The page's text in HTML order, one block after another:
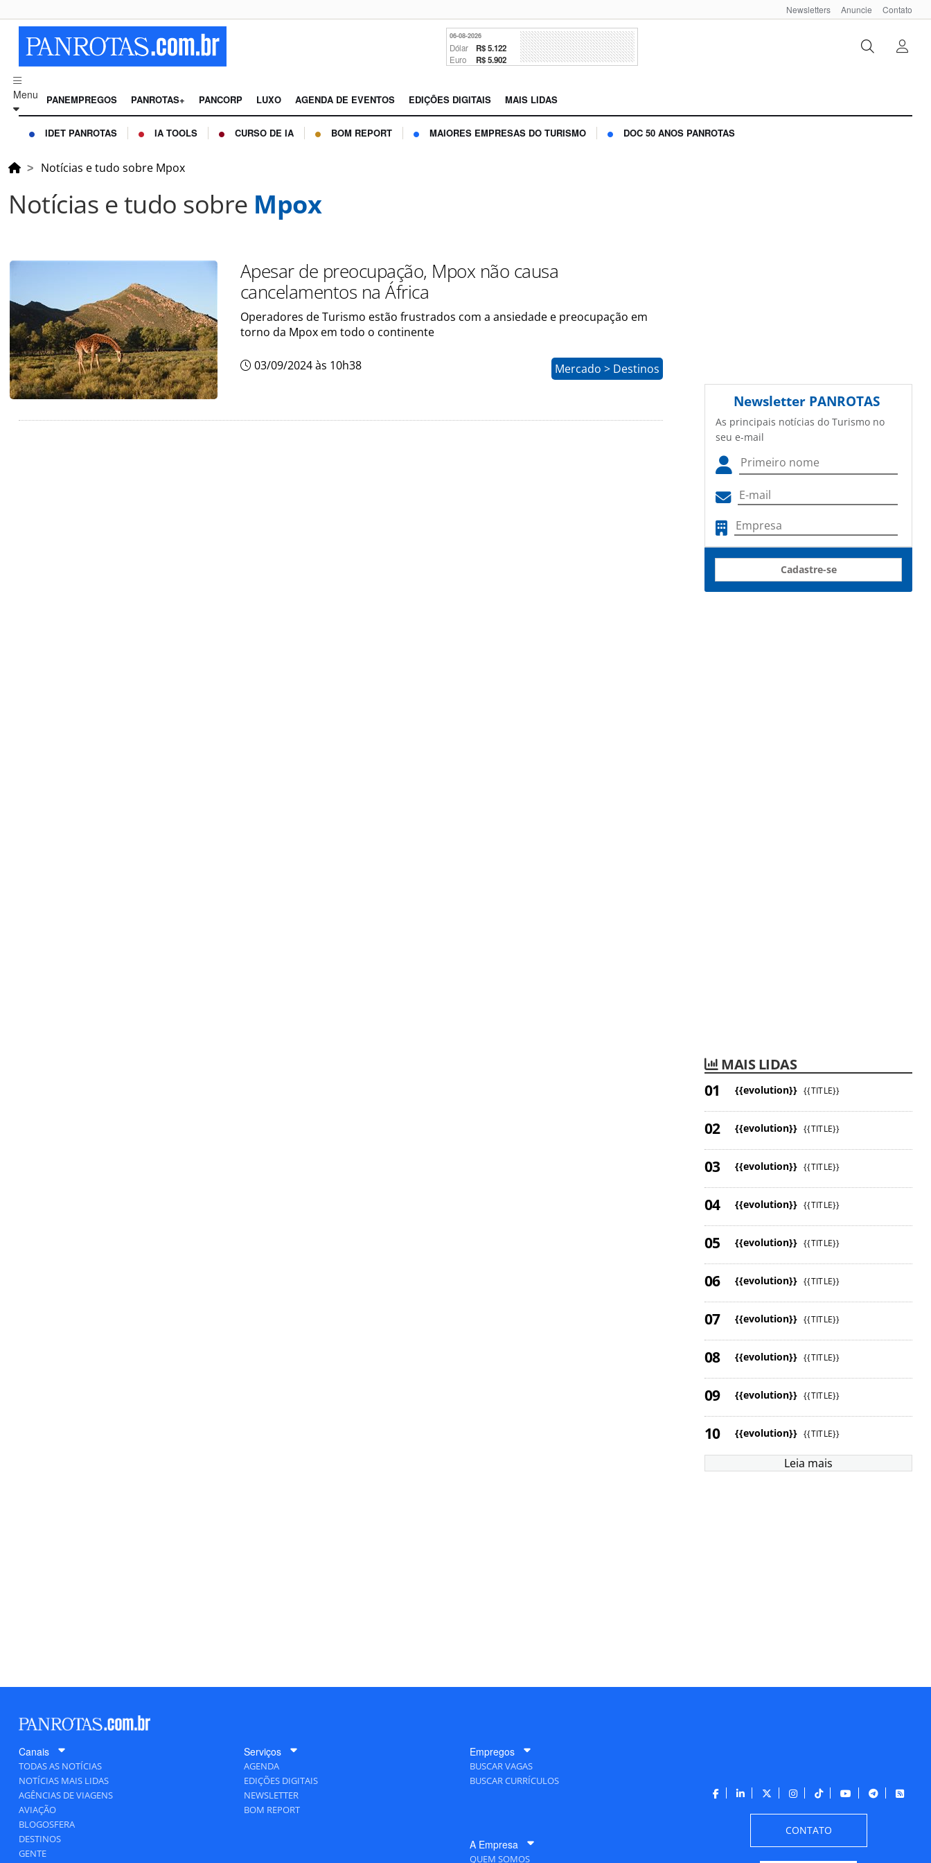
Newsletters Anuncie Contato
06-08-2026
Dólar R$ 5.122
Euro R$ 5.902
Menu PANEMPREGOS PANROTAS+ PANCORP LUXO AGENDA DE EVENTOS EDIÇÕES DIGITAIS MAIS LIDAS
IDET PANROTAS IA TOOLS CURSO DE IA BOM REPORT MAIORES EMPRESAS DO TURISMO DOC 50 ANOS PANROTAS
Notícias e tudo sobre Mpox
Notícias e tudo sobre Mpox
Apesar de preocupação, Mpox não causa
cancelamentos na África
Operadores de Turismo estão frustrados com a ansiedade e preocupação em
torno da Mpox em todo o continente
03/09/2024 às 10h38 Mercado > Destinos
Newsletter PANROTAS
As principais notícias do Turismo no
seu e-mail
Cadastre-se
MAIS LIDAS
{{evolution}} {{TITLE}}
{{evolution}} {{TITLE}}
{{evolution}} {{TITLE}}
{{evolution}} {{TITLE}}
{{evolution}} {{TITLE}}
{{evolution}} {{TITLE}}
{{evolution}} {{TITLE}}
{{evolution}} {{TITLE}}
{{evolution}} {{TITLE}}
{{evolution}} {{TITLE}}
Leia mais
Canais
TODAS AS NOTÍCIAS
NOTÍCIAS MAIS LIDAS
AGÊNCIAS DE VIAGENS
AVIAÇÃO
BLOGOSFERA
DESTINOS
GENTE
Serviços
AGENDA
EDIÇÕES DIGITAIS
NEWSLETTER
BOM REPORT
Empregos
BUSCAR VAGAS
BUSCAR CURRÍCULOS
A Empresa
QUEM SOMOS
CONTATO